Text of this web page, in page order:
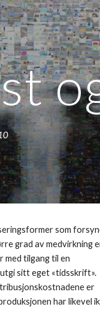
som
grad av medvirkning
med tilgang til en
sitt eget «tidsskrift».
er
har likevel